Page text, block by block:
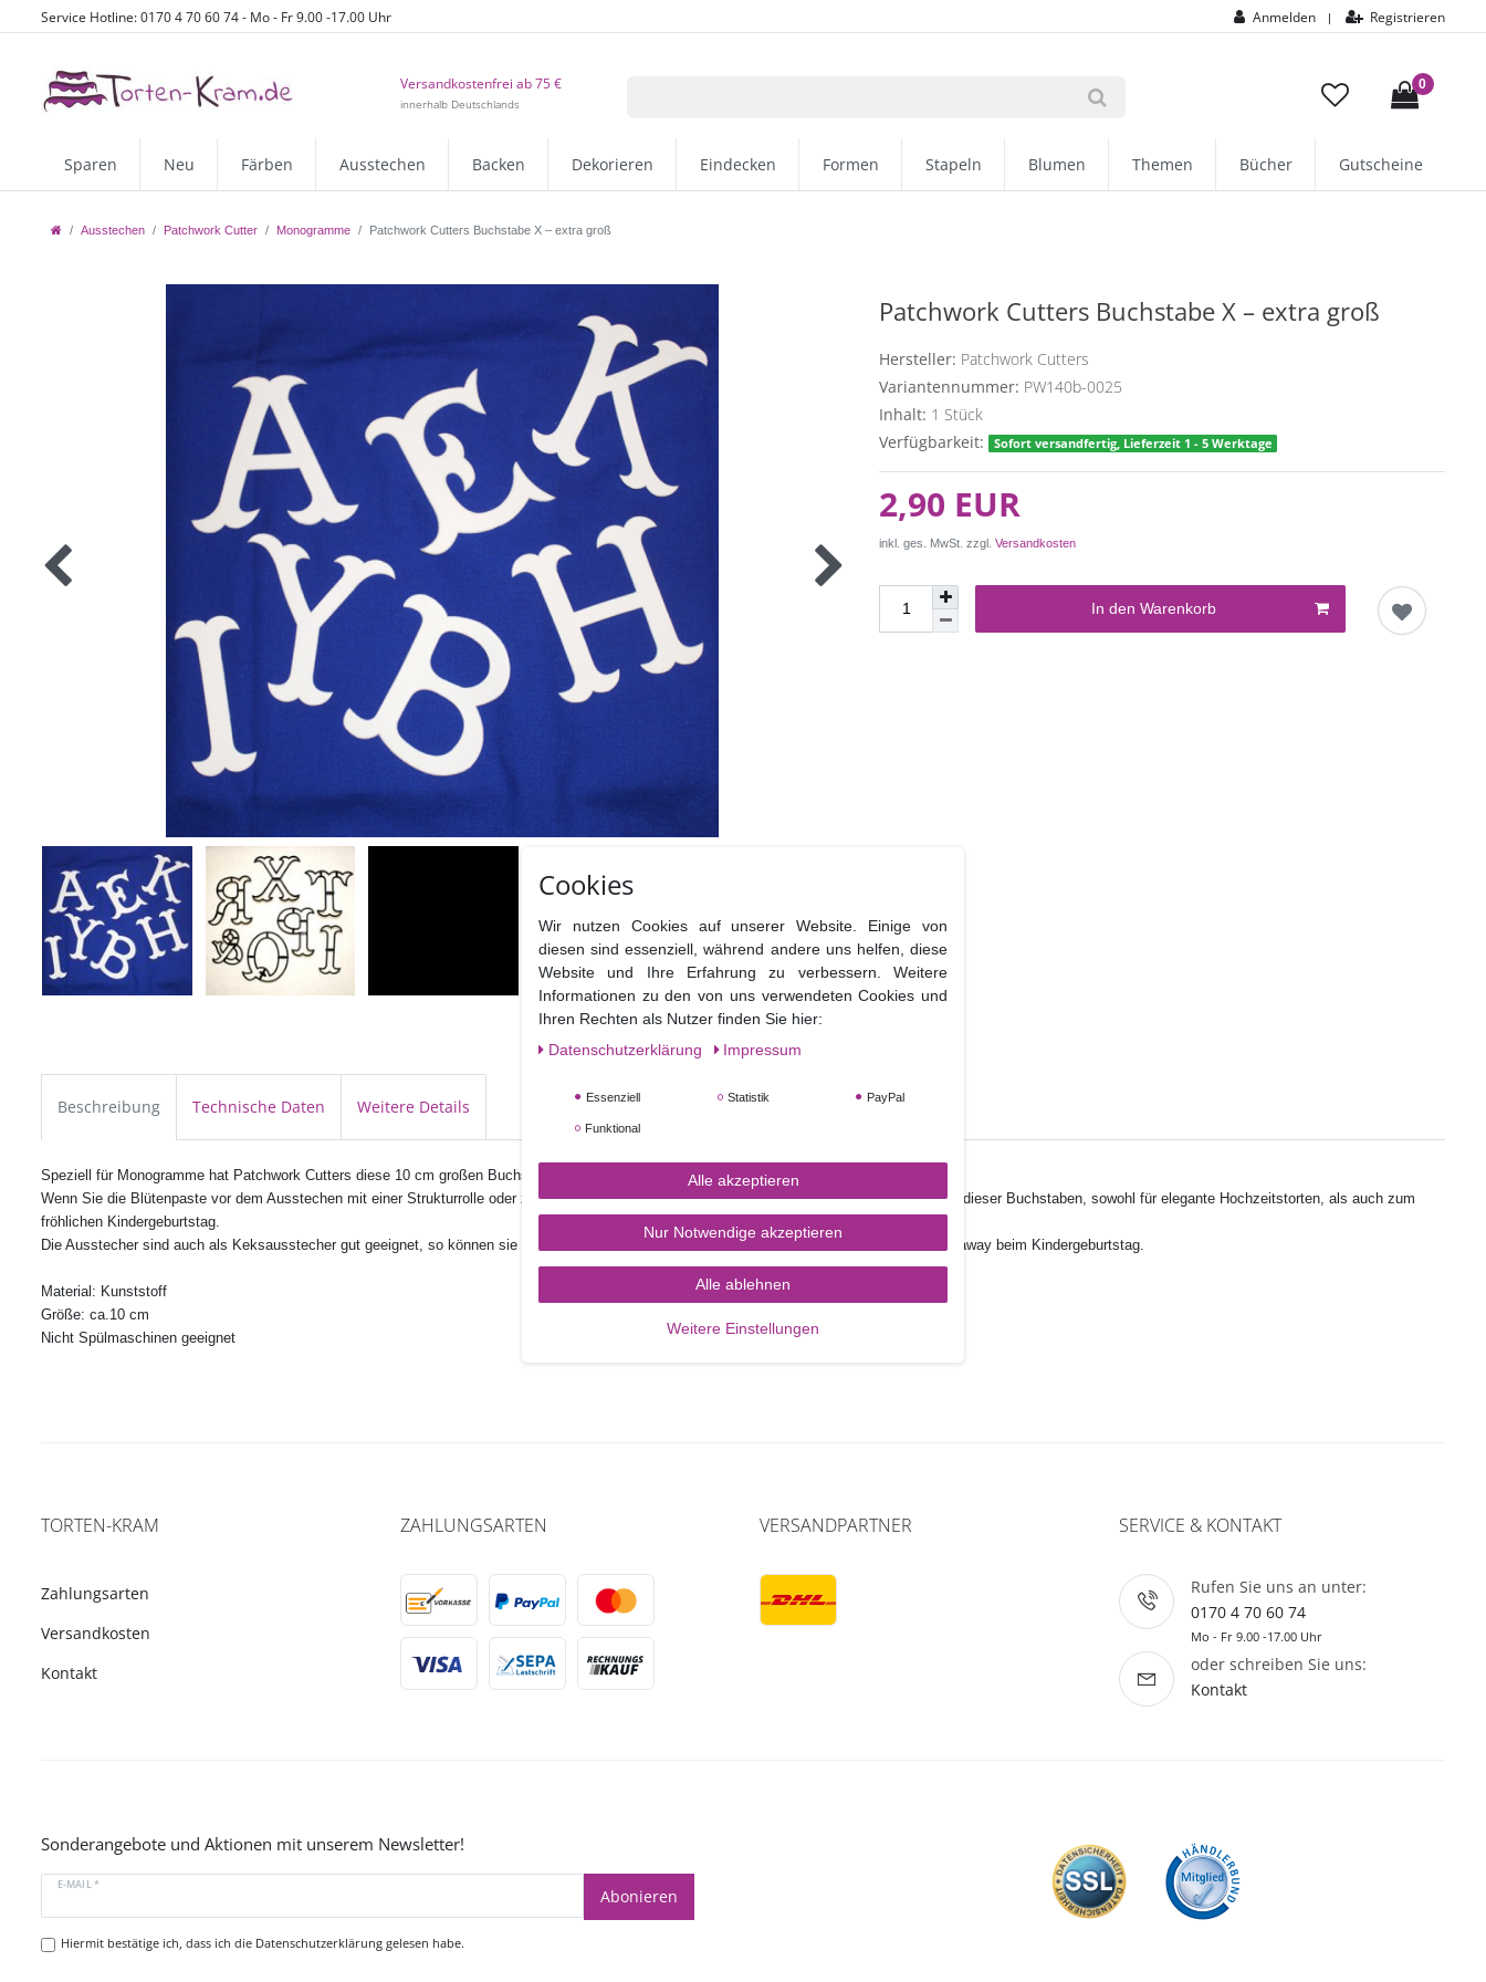
Service Hotline: 0170 4 70 60 74 - Mo - Fr 9.00 -17.00 Uhr Anmelden | Registrieren
Versandkostenfrei ab 75 €
innerhalb Deutschlands
0
Sparen Neu Färben Ausstechen Backen Dekorieren Eindecken Formen Stapeln Blumen Themen Bücher Gutscheine
Ausstechen Patchwork Cutter Monogramme Patchwork Cutters Buchstabe X – extra groß
Patchwork Cutters Buchstabe X – extra groß
Hersteller: Patchwork Cutters
Variantennummer: PW140b-0025
Inhalt: 1 Stück
Verfügbarkeit:
Sofort versandfertig, Lieferzeit 1 - 5 Werktage
2,90 EUR
inkl. ges. MwSt. zzgl.Versandkosten
In den Warenkorb
Beschreibung Technische Daten Weitere Details
Speziell für Monogramme hat Patchwork Cutters diese 10 cm großen Buchstaben Ausstecher entwickelt. Sie bestellen hiermit das X.
Wenn Sie die Blütenpaste vor dem Ausstechen mit einer Strukturrolle oder z.B. im Polka Dot Design vorbereiten, erschaffen Sie viele Varianten dieser Buchstaben, sowohl für elegante Hochzeitstorten, als auch zum
fröhlichen Kindergeburtstag.
Die Ausstecher sind auch als Keksausstecher gut geeignet, so können sie schnell und einfach die Kekse mit Fondant dekorieren, z.B. als Giveaway beim Kindergeburtstag.
Material: Kunststoff
Größe: ca.10 cm
Nicht Spülmaschinen geeignet
TORTEN-KRAM
Zahlungsarten
Versandkosten
Kontakt
ZAHLUNGSARTEN VERSANDPARTNER SERVICE & KONTAKT
Rufen Sie uns an unter:
0170 4 70 60 74
Mo - Fr 9.00 -17.00 Uhr
oder schreiben Sie uns:
Kontakt
Sonderangebote und Aktionen mit unserem Newsletter!
E-MAIL *
Abonieren
Hiermit bestätige ich, dass ich die Datenschutzerklärunggelesen habe.
Cookies
Wir nutzen Cookies auf unserer Website. Einige von
diesen sind essenziell, während andere uns helfen, diese
Website und Ihre Erfahrung zu verbessern. Weitere
Informationen zu den von uns verwendeten Cookies und
Ihren Rechten als Nutzer finden Sie hier:
Daten­schutz­erklärung
Impressum
Essenziell Statistik PayPal
Funktional
Alle akzeptieren
Nur Notwendige akzeptieren
Alle ablehnen
Weitere Einstellungen